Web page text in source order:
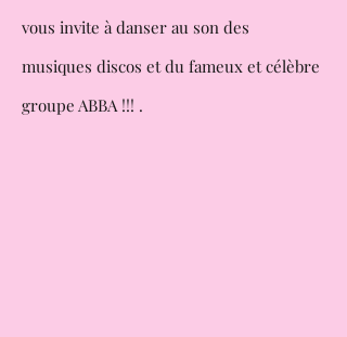
vous invite à danser au son des
musiques discos et du fameux et célèbre
groupe ABBA !!! .